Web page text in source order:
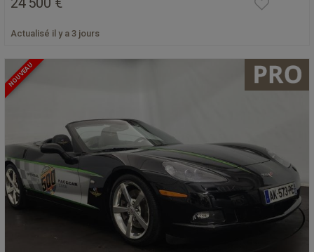
Actualisé il y a 3 jours
NOUVEAU